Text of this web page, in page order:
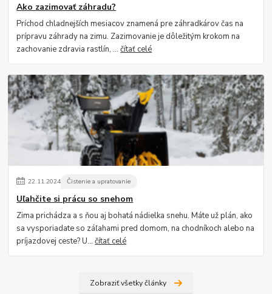
Ako zazimovať záhradu?
Príchod chladnejších mesiacov znamená pre záhradkárov čas na
prípravu záhrady na zimu. Zazimovanie je dôležitým krokom na
zachovanie zdravia rastlín, ...čítať celé
22.11.2024 Čistenie a upratovanie
Uľahčite si prácu so snehom
Zima prichádza a s ňou aj bohatá nádielka snehu. Máte už plán, ako
sa vysporiadate so záľahami pred domom, na chodníkoch alebo na
príjazdovej ceste? U...čítať celé
Zobraziť všetky články